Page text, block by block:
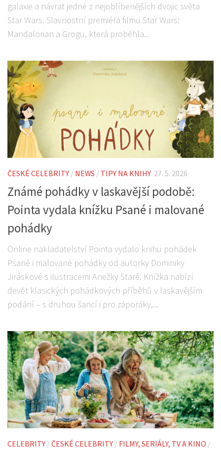
galaxie a návrat jedné z nejoblíbenějších dvojic světa
Star Wars. Slavnostní premiéra filmu Star Wars:
Mandalorian a Grogu, která proběhla...
ČESKÉ CELEBRITY / NEWS / TIPY NA KNIHY 27. 5. 2026
Známé pohádky v laskavější podobě:
Pointa vydala knížku Psané i malované
pohádky
Online nakladatelství Pointa vydalo knihu pohádek
Psané i malované pohádky od autorky Dominiky
Jiráskové s ilustracemi Anežky Staré. Knížka nabízí
devět klasických pohádkových příběhů v laskavějším
podání – s druhou šancí i pro záporáky,...
CELEBRITY / ČESKÉ CELEBRITY / FILMY, SERIÁLY, TV A KINO /